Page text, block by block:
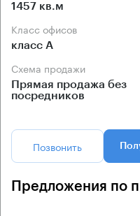
1457 кв.м
Класс офисов
класс А
Схема продажи
Прямая продажа без
посредников
Позвонить
Предложения по